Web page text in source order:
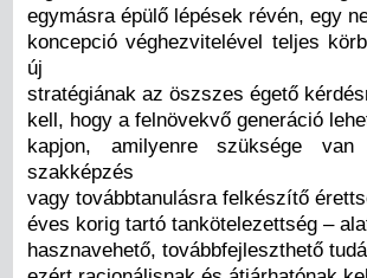
egymásra épülő lépések révén, egy
koncepció véghezvitelével teljes
új
stratégiának az öszszes égető
kell, hogy a felnövekvő generáció
kapjon, amilyenre szüksége
szakképzés
vagy továbbtanulásra felkészítő
éves korig tartó tankötelezettség –
hasznavehető, továbbfejleszthető